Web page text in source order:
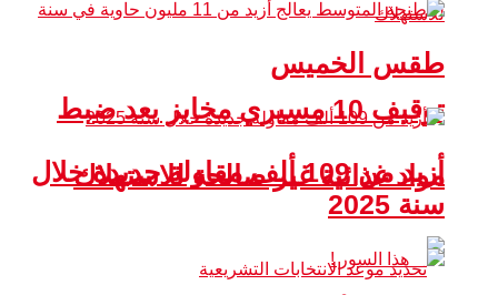
توقيف 10 مسيري مخابز بعد ضبط
مواد غذائية غير صالحة للاستهلاك
طقس الخميس
أزيد من 109 ألف مقاولة جديدة خلال
سنة 2025